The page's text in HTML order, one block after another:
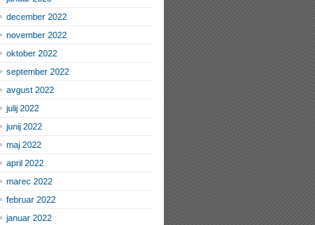
december 2022
november 2022
oktober 2022
september 2022
avgust 2022
julij 2022
junij 2022
maj 2022
april 2022
marec 2022
februar 2022
januar 2022